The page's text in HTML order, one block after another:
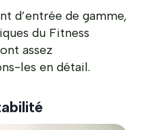
d’entrée de gamme,
du Fitness
assez
les en détail.